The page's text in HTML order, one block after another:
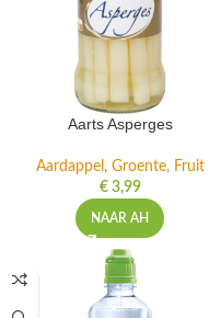
Aarts Asperges
Aardappel, Groente, Fruit
€3,99
NAAR AH